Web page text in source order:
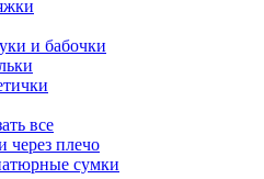
и бабочки
все
через плечо
cумки